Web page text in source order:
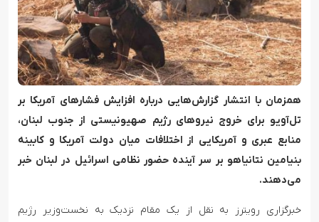
همزمان با انتشار گزارش‌هایی درباره افزایش فشارهای آمریکا بر
تل‌آویو برای خروج نیروهای رژیم صهیونیستی از جنوب لبنان،
منابع عبری و آمریکایی از اختلافات میان دولت آمریکا و کابینه
بنیامین نتانیاهو بر سر آینده حضور نظامی اسرائیل در لبنان خبر
می‌دهند.
خبرگزاری رویترز به نقل از یک مقام نزدیک به نخست‌وزیر رژیم